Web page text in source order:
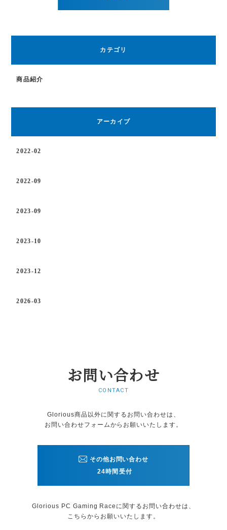
カテゴリ
商品紹介
アーカイブ
2022-02
2022-09
2023-09
2023-10
2023-12
2026-03
お問い合わせ
CONTACT
Glorious商品以外に関するお問い合わせは、
お問い合わせフォームから お願いいたします。
その他お問い合わせ
24時間受付
Glorious PC Gaming Raceに関する お問い合わせは、
こちらからお願いいたします。